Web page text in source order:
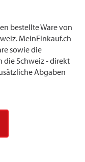
bestellte Ware von
MeinEinkauf.ch
sowie die
die Schweiz - direkt
Abgaben